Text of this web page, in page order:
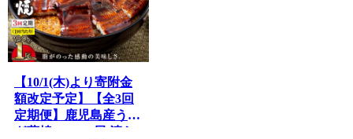
【10/1(木)より寄附金
額改定予定】【全3回
定期便】鹿児島産うな
ぎ蒲焼 180g×1尾 清ら